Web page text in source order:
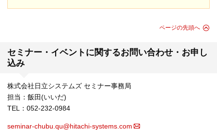
ページの先頭へ
セミナー・イベントに関するお問い合わせ・お申し
込み
株式会社日立システムズ セミナー事務局
担当：飯田(いいだ)
TEL：052-232-0984
seminar-chubu.qu@hitachi-systems.com